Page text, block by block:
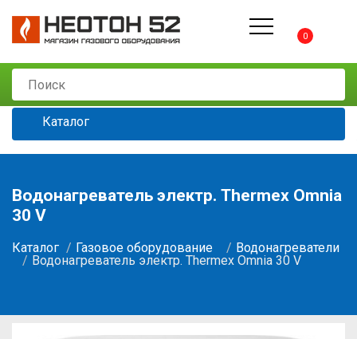
0
Каталог
Водонагреватель электр. Thermex Omnia
30 V
Каталог Газовое оборудование
Водонагреватели
Водонагреватель электр. Thermex Omnia 30 V